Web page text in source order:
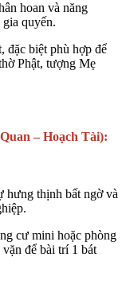
hoan và năng
quyến.
đặc biệt phù hợp để
Phật, tượng Mẹ
– Hoạch Tài):
hưng thịnh bất ngờ và
cư mini hoặc phòng
để bài trí 1 bát